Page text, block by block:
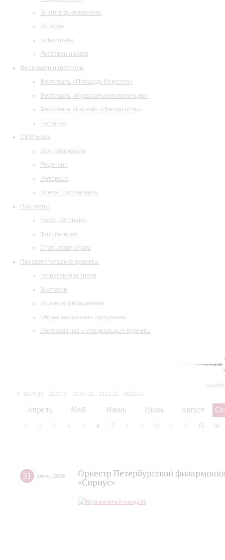
Визит в филармонию
История
Библиотека
Ресторан и кафе
Фестивали и гастроли
Фестиваль «Площадь Искусств»
Фестиваль «Музыкальная коллекция»
Фестиваль «Барокко в белую ночь»
Гастроли
СМИ о нас
Все публикации
Рецензии
Интервью
Время Шостаковича
Партнеры
Наши партнеры
Фотогалерея
Стать партнером
Просветительские проекты
Творческие встречи
Выставки
Издания филармонии
Образовательные программы
Инклюзивные и специальные проекты
2019/20 2020/21 2021/22 2022/23
2023/24
Апрель Май Июнь Июль Август
2 3 4 5 6 7 8 9 10 12 13 14
31 июля 2026
Оркестр Петербургской
«Сириус»